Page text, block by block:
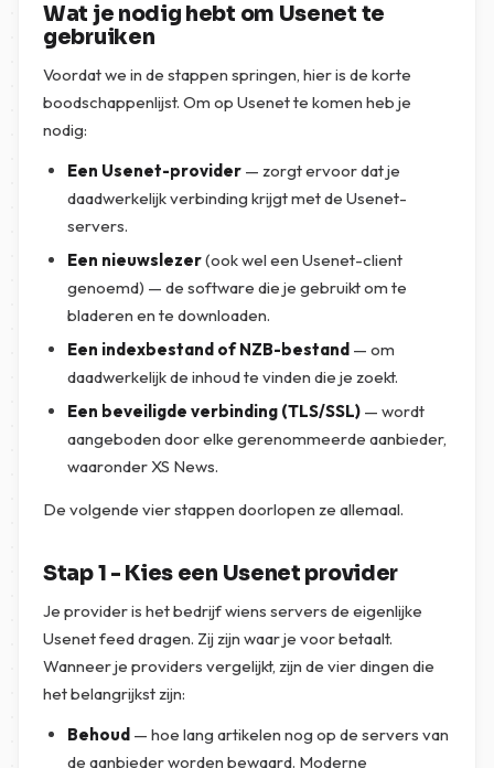
Wat je nodig hebt om Usenet te
gebruiken
Voordat we in de stappen springen, hier is de korte
boodschappenlijst. Om op Usenet te komen heb je
nodig:
Een Usenet-provider — zorgt ervoor dat je
daadwerkelijk verbinding krijgt met de Usenet-
servers.
Een nieuwslezer(ook wel een Usenet-client
genoemd) — de software die je gebruikt om te
bladeren en te downloaden.
Een indexbestand of NZB-bestand — om
daadwerkelijk de inhoud te vinden die je zoekt.
Een beveiligde verbinding (TLS/SSL) — wordt
aangeboden door elke gerenommeerde aanbieder,
waaronder XS News.
De volgende vier stappen doorlopen ze allemaal.
Stap 1 - Kies een Usenet provider
Je provider is het bedrijf wiens servers de eigenlijke
Usenet feed dragen. Zij zijn waar je voor betaalt.
Wanneer je providers vergelijkt, zijn de vier dingen die
het belangrijkst zijn:
Behoud — hoe lang artikelen nog op de servers van
de aanbieder worden bewaard. Moderne